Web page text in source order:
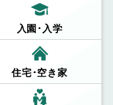
入園･入学
住宅･空き家